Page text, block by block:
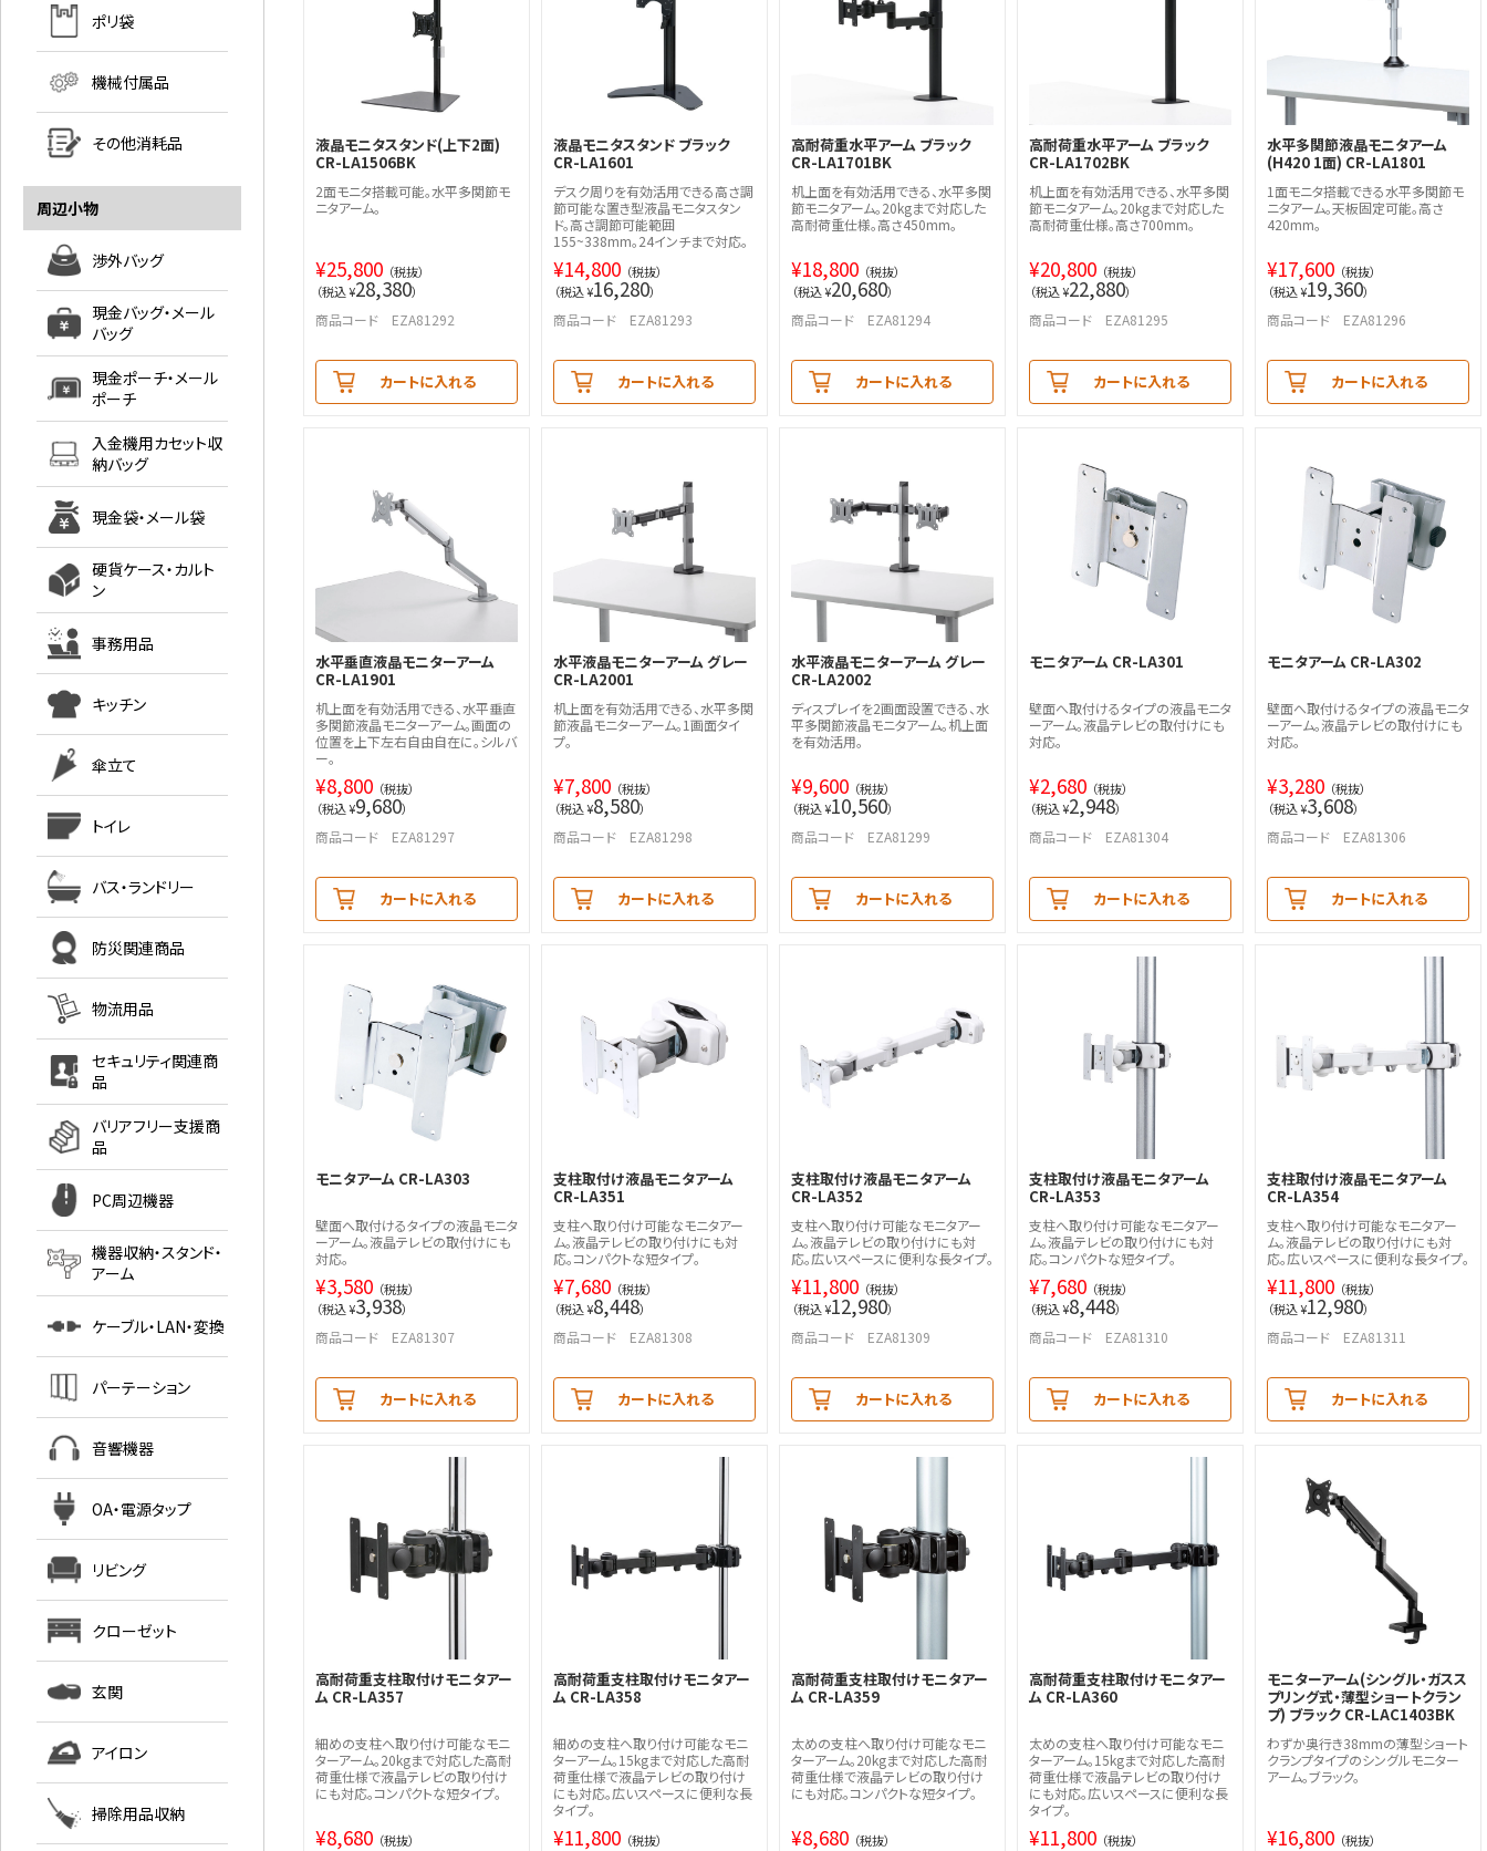
ポリ袋
機械付属品
その他消耗品
周辺小物
渉外バッグ
現金バッグ・メール
バッグ
現金ポーチ・メール
ポーチ
入金機用カセット収
納バッグ
現金袋・メール袋
硬貨ケース・カルト
ン
事務用品
キッチン
傘立て
トイレ
バス・ランドリー
防災関連商品
物流用品
セキュリティ関連商
品
バリアフリー支援商
品
PC周辺機器
機器収納・スタンド・
アーム
ケーブル・LAN・変換
パーテーション
音響機器
OA・電源タップ
リビング
クローゼット
玄関
アイロン
掃除用品収納
液晶モニタスタンド(上下2面)
CR-LA1506BK
2面モニタ搭載可能。水平多関節モ
ニタアーム。
¥25,800 （税抜）
（税込 ¥28,380）
商品コード EZA81292
カートに入れる
液晶モニタスタンド ブラック
CR-LA1601
デスク周りを有効活用できる高さ調
節可能な置き型液晶モニタスタン
ド。高さ調節可能範囲
155~338mm。24インチまで対応。
¥14,800 （税抜）
（税込 ¥16,280）
商品コード EZA81293
カートに入れる
高耐荷重水平アーム ブラック
CR-LA1701BK
机上面を有効活用できる、水平多関
節モニタアーム。20kgまで対応した
高耐荷重仕様。高さ450mm。
¥18,800 （税抜）
（税込 ¥20,680）
商品コード EZA81294
カートに入れる
高耐荷重水平アーム ブラック
CR-LA1702BK
机上面を有効活用できる、水平多関
節モニタアーム。20kgまで対応した
高耐荷重仕様。高さ700mm。
¥20,800 （税抜）
（税込 ¥22,880）
商品コード EZA81295
カートに入れる
水平多関節液晶モニタアーム
(H420 1面) CR-LA1801
1面モニタ搭載できる水平多関節モ
ニタアーム。天板固定可能。高さ
420mm。
¥17,600 （税抜）
（税込 ¥19,360）
商品コード EZA81296
カートに入れる
水平垂直液晶モニターアーム
CR-LA1901
机上面を有効活用できる、水平垂直
多関節液晶モニターアーム。画面の
位置を上下左右自由自在に。シルバ
ー。
¥8,800 （税抜）
（税込 ¥9,680）
商品コード EZA81297
カートに入れる
水平液晶モニターアーム グレー
CR-LA2001
机上面を有効活用できる、水平多関
節液晶モニターアーム。1画面タイ
プ。
¥7,800 （税抜）
（税込 ¥8,580）
商品コード EZA81298
カートに入れる
水平液晶モニターアーム グレー
CR-LA2002
ディスプレイを2画面設置できる、水
平多関節液晶モニタアーム。机上面
を有効活用。
¥9,600 （税抜）
（税込 ¥10,560）
商品コード EZA81299
カートに入れる
モニタアーム CR-LA301
壁面へ取付けるタイプの液晶モニタ
ーアーム。液晶テレビの取付けにも
対応。
¥2,680 （税抜）
（税込 ¥2,948）
商品コード EZA81304
カートに入れる
モニタアーム CR-LA302
壁面へ取付けるタイプの液晶モニタ
ーアーム。液晶テレビの取付けにも
対応。
¥3,280 （税抜）
（税込 ¥3,608）
商品コード EZA81306
カートに入れる
モニタアーム CR-LA303
壁面へ取付けるタイプの液晶モニタ
ーアーム。液晶テレビの取付けにも
対応。
¥3,580 （税抜）
（税込 ¥3,938）
商品コード EZA81307
カートに入れる
支柱取付け液晶モニタアーム
CR-LA351
支柱へ取り付け可能なモニタアー
ム。液晶テレビの取り付けにも対
応。コンパクトな短タイプ。
¥7,680 （税抜）
（税込 ¥8,448）
商品コード EZA81308
カートに入れる
支柱取付け液晶モニタアーム
CR-LA352
支柱へ取り付け可能なモニタアー
ム。液晶テレビの取り付けにも対
応。広いスペースに便利な長タイプ。
¥11,800 （税抜）
（税込 ¥12,980）
商品コード EZA81309
カートに入れる
支柱取付け液晶モニタアーム
CR-LA353
支柱へ取り付け可能なモニタアー
ム。液晶テレビの取り付けにも対
応。コンパクトな短タイプ。
¥7,680 （税抜）
（税込 ¥8,448）
商品コード EZA81310
カートに入れる
支柱取付け液晶モニタアーム
CR-LA354
支柱へ取り付け可能なモニタアー
ム。液晶テレビの取り付けにも対
応。広いスペースに便利な長タイプ。
¥11,800 （税抜）
（税込 ¥12,980）
商品コード EZA81311
カートに入れる
高耐荷重支柱取付けモニタアー
ム CR-LA357
細めの支柱へ取り付け可能なモニ
ターアーム。20kgまで対応した高耐
荷重仕様で液晶テレビの取り付け
にも対応。コンパクトな短タイプ。
¥8,680 （税抜）
高耐荷重支柱取付けモニタアー
ム CR-LA358
細めの支柱へ取り付け可能なモニ
ターアーム。15kgまで対応した高耐
荷重仕様で液晶テレビの取り付け
にも対応。広いスペースに便利な長
タイプ。
¥11,800 （税抜）
高耐荷重支柱取付けモニタアー
ム CR-LA359
太めの支柱へ取り付け可能なモニ
ターアーム。20kgまで対応した高耐
荷重仕様で液晶テレビの取り付け
にも対応。コンパクトな短タイプ。
¥8,680 （税抜）
高耐荷重支柱取付けモニタアー
ム CR-LA360
太めの支柱へ取り付け可能なモニ
ターアーム。15kgまで対応した高耐
荷重仕様で液晶テレビの取り付け
にも対応。広いスペースに便利な長
タイプ。
¥11,800 （税抜）
モニターアーム(シングル・ガスス
プリング式・薄型ショートクラン
プ) ブラック CR-LAC1403BK
わずか奥行き38mmの薄型ショート
クランプタイプのシングルモニター
アーム。ブラック。
¥16,800 （税抜）